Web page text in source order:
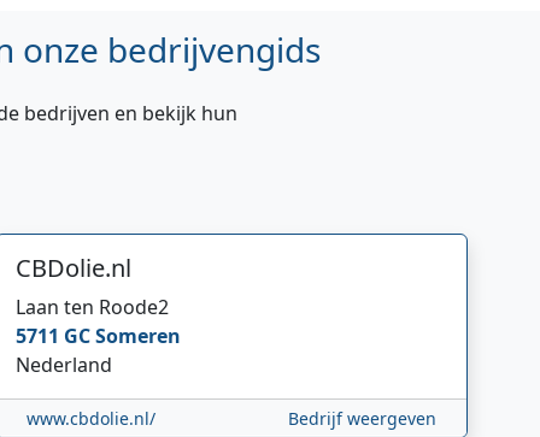
onze bedrijvengids
bedrijven en bekijk hun
CBDolie.nl
Laan ten Roode2
5711 GCSomeren
Nederland
www.cbdolie.nl/ Bedrijf weergeven